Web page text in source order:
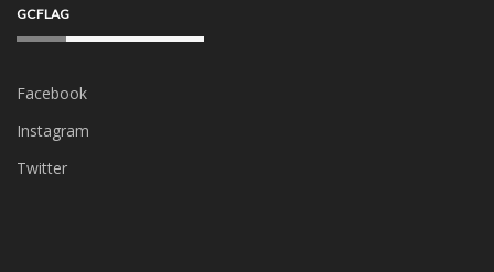
GCFLAG
Facebook
Instagram
Twitter